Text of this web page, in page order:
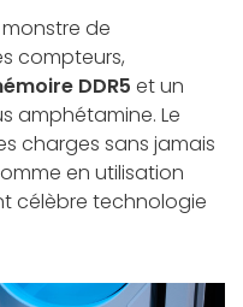
de
compteurs,
DDR5 et un
amphétamine. Le
charges sans jamais
en utilisation
célèbre technologie